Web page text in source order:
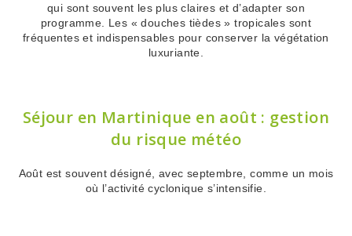
qui sont souvent les plus claires et d’adapter son
programme. Les « douches tièdes » tropicales sont
fréquentes et indispensables pour conserver la végétation
luxuriante.
Séjour en Martinique en août : gestion
du risque météo
Août est souvent désigné, avec septembre, comme un mois
où l’activité cyclonique s’intensifie.